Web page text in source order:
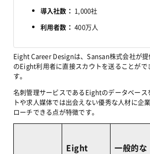
導入社数： 1,000社
利用者数： 400万人
Eight Career Designは、Sansan株式会社が
のEight利用者に直接スカウトを送ることがで
す。
名刺管理サービスであるEightのデータベース
トや求人媒体では出会えない優秀な人材に企
ローチできる点が特徴です。
Eight
一般的な